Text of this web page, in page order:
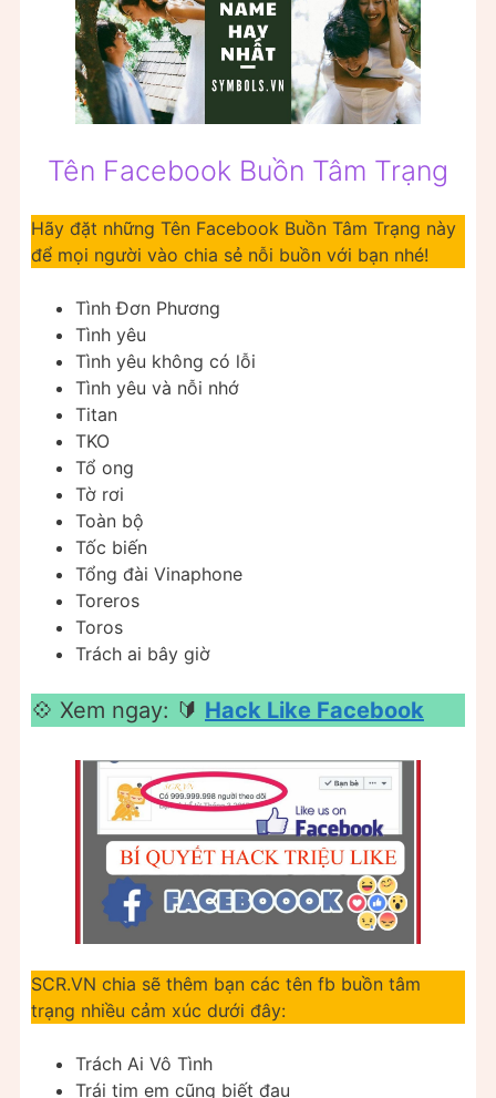
Tên Facebook Buồn Tâm Trạng
Hãy đặt những Tên Facebook Buồn Tâm Trạng này
để mọi người vào chia sẻ nỗi buồn với bạn nhé!
Tình Đơn Phương
Tình yêu
Tình yêu không có lỗi
Tình yêu và nỗi nhớ
Titan
TKO
Tổ ong
Tờ rơi
Toàn bộ
Tốc biến
Tổng đài Vinaphone
Toreros
Toros
Trách ai bây giờ
💠 Xem ngay: 🔰 Hack Like Facebook
SCR.VN chia sẽ thêm bạn các tên fb buồn tâm
trạng nhiều cảm xúc dưới đây:
Trách Ai Vô Tình
Trái tim em cũng biết đau